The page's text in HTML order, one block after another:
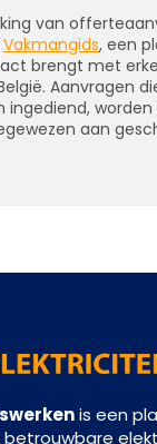
van
Vakmangids, een
brengt met
Aanvragen
ingediend,
aan
is een